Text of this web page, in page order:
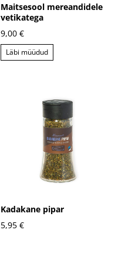
Maitsesool mereandidele
vetikatega
9,00 €
Läbi müüdud
Kadakane pipar
5,95 €